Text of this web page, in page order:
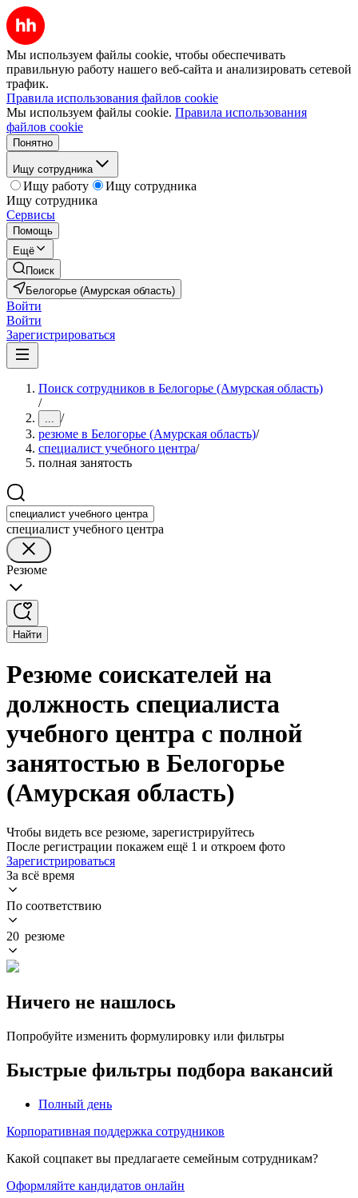
Мы используем файлы cookie, чтобы обеспечивать
правильную работу нашего веб-сайта и анализировать сетевой
трафик.
Правила использования файлов cookie
Мы используем файлы cookie. Правила использования
файлов cookie
Понятно
Ищу сотрудника
Ищу работу
Ищу сотрудника
Ищу сотрудника
Сервисы
Помощь
Ещё
Поиск
Белогорье (Амурская область)
Войти
Войти
Зарегистрироваться
Поиск сотрудников в Белогорье (Амурская область)
/
... /
резюме в Белогорье (Амурская область)/
специалист учебного центра/
полная занятость
специалист учебного центра
Резюме
Найти
Резюме соискателей на
должность специалиста
учебного центра с полной
занятостью в Белогорье
(Амурская область)
Чтобы видеть все резюме, зарегистрируйтесь
После регистрации покажем ещё 1 и откроем фото
Зарегистрироваться
За всё время
По соответствию
20 резюме
Ничего не нашлось
Попробуйте изменить формулировку или фильтры
Быстрые фильтры подбора вакансий
Полный день
Корпоративная поддержка сотрудников
Какой соцпакет вы предлагаете семейным сотрудникам?
Оформляйте кандидатов онлайн